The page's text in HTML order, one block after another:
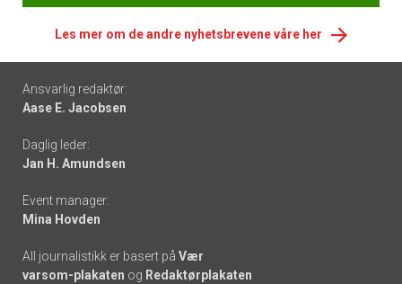
Les mer om de andre nyhetsbrevene våre her
Footer
-
links
Ansvarlig redaktør:
Aase E. Jacobsen
Daglig leder:
Jan H. Amundsen
Event manager:
Mina Hovden
All journalistikk er basert på Vær
varsom-plakaten og Redaktørplakaten